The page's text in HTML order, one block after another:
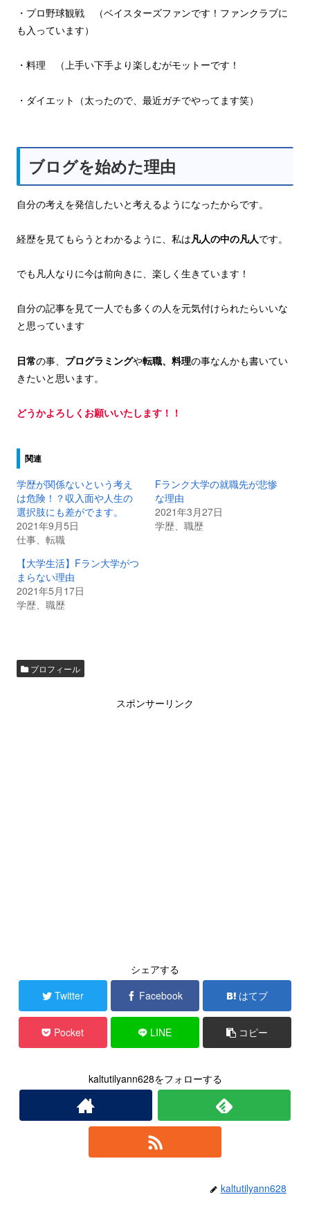
・プロ野球観戦 （ベイスターズファンです！ファンクラブに
も入っています）
・料理 （上手い下手より楽しむがモットーです！
・ダイエット（太ったので、最近ガチでやってます笑）
ブログを始めた理由
自分の考えを発信したいと考えるようになったからです。
経歴を見てもらうとわかるように、私は凡人の中の凡人です。
でも凡人なりに今は前向きに、楽しく生きています！
自分の記事を見て一人でも多くの人を元気付けられたらいいな
と思っています
日常の事、 プログラミングや転職、料理の事なんかも書いてい
きたいと思います。
どうかよろしくお願いいたします！！
関連
学歴が関係ないという考え
は危険！？収入面や人生の
選択肢にも差がでます。
2021年9月5日
仕事、転職
Fランク大学の就職先が悲惨
な理由
2021年3月27日
学歴、職歴
【大学生活】Fラン大学がつ
まらない理由
2021年5月17日
学歴、職歴
プロフィール
スポンサーリンク
シェアする
Twitter
Facebook はてブ
Pocket LINE コピー
kaltutilyann628をフォローする
kaltutilyann628